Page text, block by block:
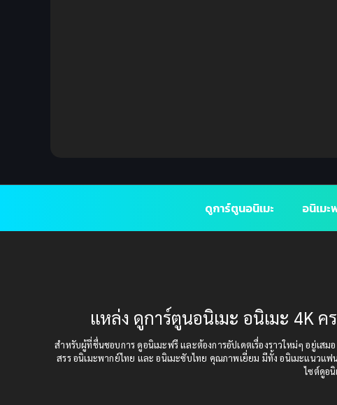
ดูการ์ตูนอนิเมะ อนิเมะ
แหล่ง ดูการ์ตูนอนิเมะ อนิเมะ 4K
สำหรับผู้ที่ชื่นชอบการ ดูอนิเมะฟรี และต้องการอัปเดตเรื่องราวใหม่ๆ อยู่เ
สรร อนิเมะพากย์ไทย และ อนิเมะซับไทย คุณภาพเยี่ยม มีทั้ง อนิเมะแนวแ
ไซต์ดูอ